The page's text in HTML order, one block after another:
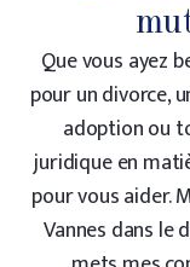
Que vous ayez
pour un divorce,
adoption ou
juridique en
pour vous aider.
Vannes dans